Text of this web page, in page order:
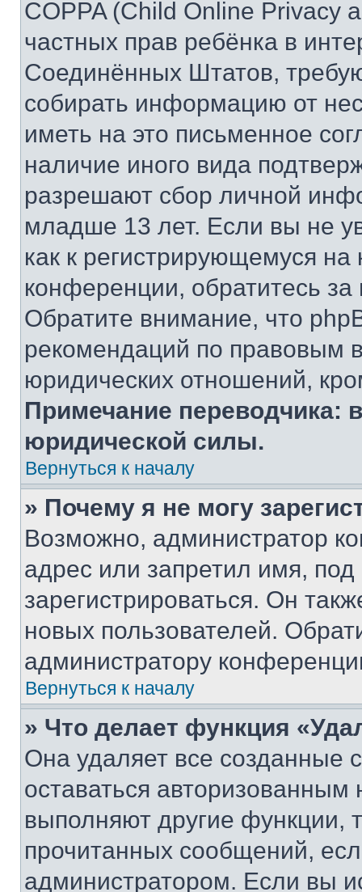
COPPA (Child Online Privacy
частных прав ребёнка в
Соединённых Штатов,
собирать информацию от
иметь на это письменное
наличие иного вида
разрешают сбор личной
младше 13 лет. Если вы не
как к регистрирующемуся
конференции, обратитесь
Обратите внимание, что
рекомендаций по правовым
юридических отношений,
Примечание переводчика:
юридической силы.
Вернуться к началу
» Почему я не могу
Возможно, администратор
адрес или запретил имя,
зарегистрироваться. Он
новых пользователей.
администратору
Вернуться к началу
» Что делает функция
Она удаляет все созданные
оставаться
выполняют другие функции,
прочитанных сообщений,
администратором. Если вы